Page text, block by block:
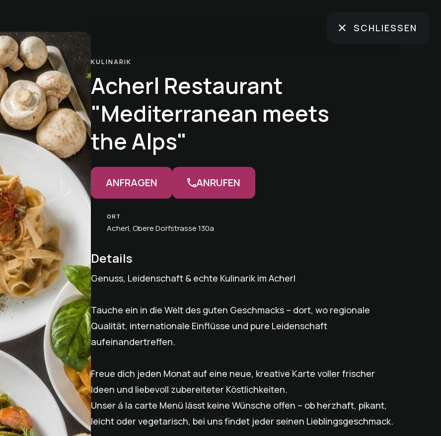
SCHLIESSEN
KULINARIK
Acherl Restaurant
"Mediterranean meets
the Alps"
ANFRAGEN ANRUFEN
ORT
Acherl, Obere Dorfstrasse 130a
Details
Genuss, Leidenschaft & echte Kulinarik im Acherl
Tauche ein in die Welt des guten Geschmacks – dort, wo regionale
Qualität, internationale Einflüsse und pure Leidenschaft
aufeinandertreffen.
Freue dich jeden Monat auf eine neue, kreative Karte voller frischer
Ideen und liebevoll zubereiteter Köstlichkeiten.
Unser á la carte Menü lässt keine Wünsche offen – ob herzhaft, pikant,
leicht oder vegetarisch, bei uns findet jeder seinen Lieblingsgeschmack.